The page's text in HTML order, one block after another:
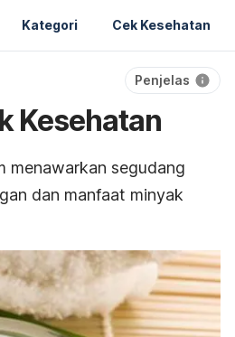
Kategori Cek Kesehatan
Penjelas
Kesehatan
menawarkan segudang
dan manfaat minyak